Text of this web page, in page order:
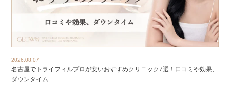
2026.08.07
名古屋でトライフィルプロが安いおすすめクリニック7選！口コミや効果、
ダウンタイム